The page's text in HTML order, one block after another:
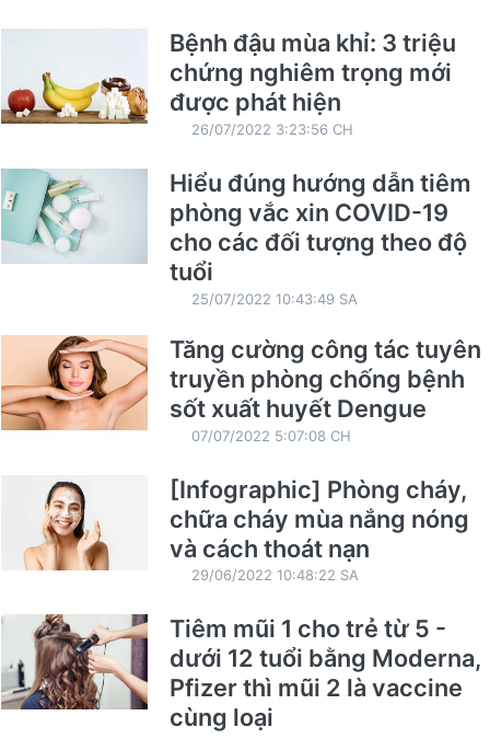
Bệnh đậu mùa khỉ: 3 triệu
chứng nghiêm trọng mới
được phát hiện
26/07/2022 3:23:56 CH
Hiểu đúng hướng dẫn tiêm
phòng vắc xin COVID-19
cho các đối tượng theo độ
tuổi
25/07/2022 10:43:49 SA
Tăng cường công tác tuyên
truyền phòng chống bệnh
sốt xuất huyết Dengue
07/07/2022 5:07:08 CH
[Infographic] Phòng cháy,
chữa cháy mùa nắng nóng
và cách thoát nạn
29/06/2022 10:48:22 SA
Tiêm mũi 1 cho trẻ từ 5 -
dưới 12 tuổi bằng Moderna,
Pfizer thì mũi 2 là vaccine
cùng loại